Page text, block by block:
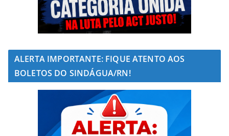
ALERTA IMPORTANTE: FIQUE ATENTO AOS
BOLETOS DO SINDÁGUA/RN!